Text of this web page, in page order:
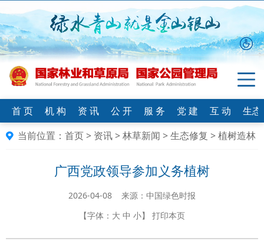
首 页 机 构 资 讯 公 开 服 务 党 建 互 动
生
当前位置： 首页> 资讯>林草新闻 >生态修复 >植树造林
广西党政领导参加义务植树
2026-04-08 来源：中国绿色时报
【字体： 大 中 小】 打印本页